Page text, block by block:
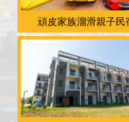
頑皮家族溜滑親子民